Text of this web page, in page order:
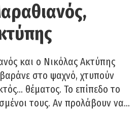
και ο Νικόλας Ακτύπης
στο ψαχνό, χτυπούν
θέματος. Το επίπεδο το
τους. Αν προλάβουν να…